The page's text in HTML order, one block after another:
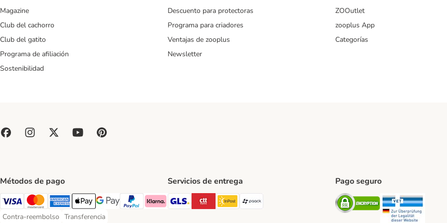
Magazine
Club del cachorro
Club del gatito
Programa de afiliación
Sostenibilidad
Descuento para protectoras
Programa para criadores
Ventajas de zooplus
Newsletter
ZOOutlet
zooplus App
Categorías
Métodos de pago
Visa Payment Method
Mastercard Payment Method
American Express Payment Method
Apple Pay Payment Method
Google Pay Payment Method
PayPal Payment Method
Klarna Payment Method
Contra-reembolso
Contra-reembolso Payment Method
Transferencia
Transferencia Payment Method
Servicios de entrega
GLS Shipping Method
CTTExpress Shipping Method
InPost Shipping Method
Pago seguro
Security